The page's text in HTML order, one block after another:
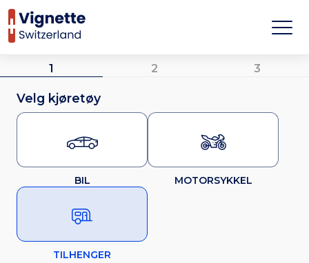
1 2 3
Velg kjøretøy
BIL MOTORSYKKEL
TILHENGER